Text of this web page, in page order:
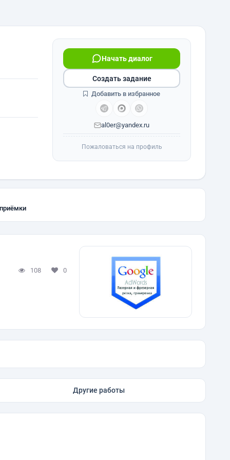
Начать диалог
al0er@yandex.ru
Создать задание
Добавить в избранное
Пожаловаться на профиль
108 0
Другие работы